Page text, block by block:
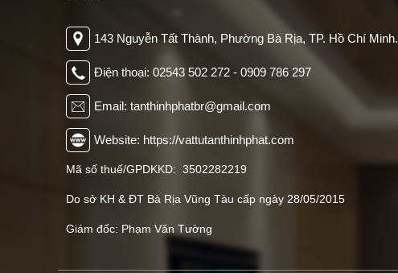
143 Nguyễn Tất Thành, Phường Bà Rịa, TP. Hồ Chí Minh.
Điện thoại: 02543 502 272 - 0909 786 297
Email: tanthinhphatbr@gmail.com
Website: https://vattutanthinhphat.com
Mã số thuế/GPDKKD: 3502282219
Do sở KH & ĐT Bà Rịa Vũng Tàu cấp ngày 28/05/2015
Giám đốc: Phạm Văn Tường